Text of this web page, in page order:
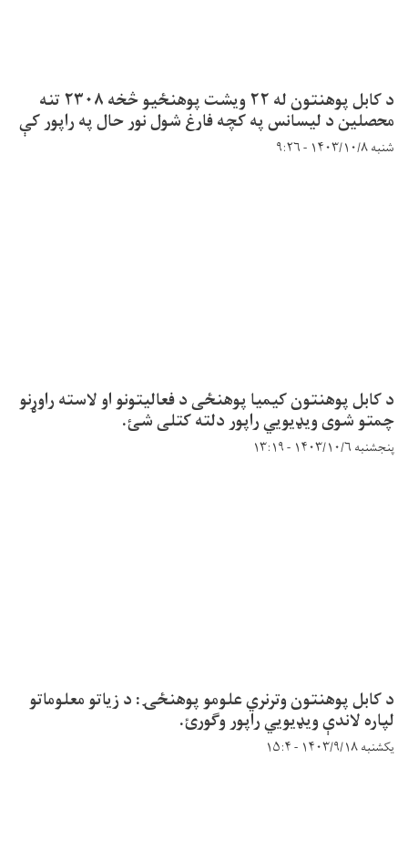
د کابل پوهنتون له ۲۲ ویشت پوهنځیو څخه ۲۳۰۸ تنه
محصلین د لیسانس په کچه فارغ شول نور حال په راپور کې
شنبه ۱۴۰۳/۱۰/۸ - ۹:۲۶
د کابل پوهنتون کیمیا پوهنځی د فعالیتونو او لاسته راوړنو
چمتو شوی ویډیویي راپور دلته کتلی شئ.
پنجشنبه ۱۴۰۳/۱۰/۶ - ۱۳:۱۹
د کابل پوهنتون وترنري علومو پوهنځۍ: د زیاتو معلوماتو
لپاره لاندې ویډیويي راپور وګورئ.
یکشنبه ۱۴۰۳/۹/۱۸ - ۱۵:۴